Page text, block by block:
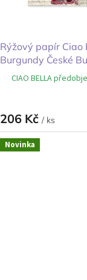
Rýžový papír Ciao
Burgundy České
CIAO BELLA
206 Kč/ ks
Novinka